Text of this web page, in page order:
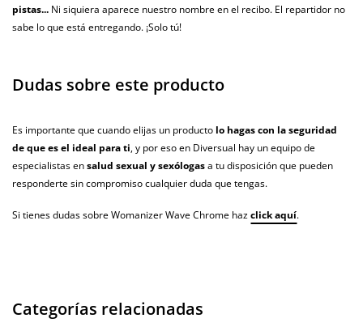
pistas... Ni siquiera aparece nuestro nombre en el recibo. El repartidor no
sabe lo que está entregando. ¡Solo tú!
Dudas sobre este producto
Es importante que cuando elijas un producto lo hagas con la seguridad
de que es el ideal para ti, y por eso en Diversual hay un equipo de
especialistas ensalud sexual y sexólogasa tu disposición que pueden
responderte sin compromiso cualquier duda que tengas.
Si tienes dudas sobre Womanizer Wave Chrome hazclick aquí.
Categorías relacionadas